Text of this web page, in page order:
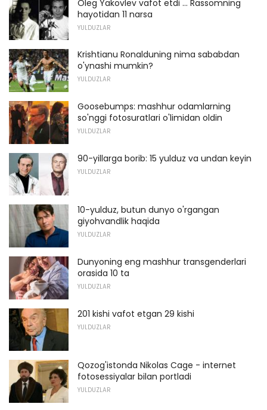
Oleg Yakovlev vafot etdi ... Rassomning
hayotidan 11 narsa
YULDUZLAR
Krishtianu Ronalduning nima sababdan
o'ynashi mumkin?
YULDUZLAR
Goosebumps: mashhur odamlarning
so'nggi fotosuratlari o'limidan oldin
YULDUZLAR
90-yillarga borib: 15 yulduz va undan keyin
YULDUZLAR
10-yulduz, butun dunyo o'rgangan
giyohvandlik haqida
YULDUZLAR
Dunyoning eng mashhur transgenderlari
orasida 10 ta
YULDUZLAR
201 kishi vafot etgan 29 kishi
YULDUZLAR
Qozog'istonda Nikolas Cage - internet
fotosessiyalar bilan portladi
YULDUZLAR